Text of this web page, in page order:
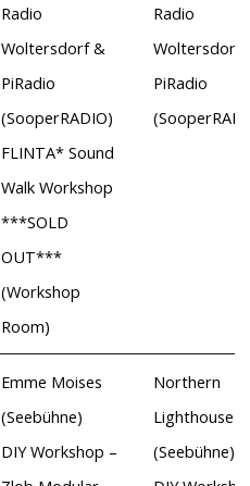
Radio
Woltersdorf &
PiRadio
(SooperRADIO)
FLINTA* Sound
Walk Workshop
***SOLD
OUT***
(Workshop
Room)
Radio
Woltersdorf
PiRadio
Emme Moises
(Seebühne)
DIY Workshop –
Northern
Lighthouse
(Seebühne)